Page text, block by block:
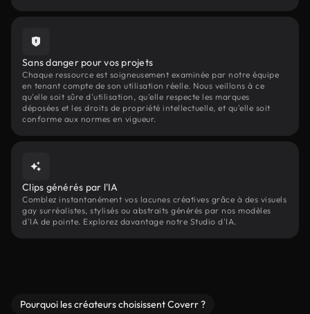
Sans danger pour vos projets
Chaque ressource est soigneusement examinée par notre équipe
en tenant compte de son utilisation réelle. Nous veillons à ce
qu'elle soit sûre d'utilisation, qu'elle respecte les marques
déposées et les droits de propriété intellectuelle, et qu'elle soit
conforme aux normes en vigueur.
Clips générés par l'IA
Comblez instantanément vos lacunes créatives grâce à des visuels
gay surréalistes, stylisés ou abstraits générés par nos modèles
d'IA de pointe. Explorez davantage notre Studio d'IA.
Pourquoi les créateurs choisissent Coverr ?